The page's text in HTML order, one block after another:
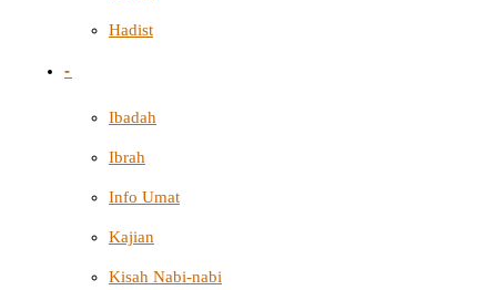
Hadist
-
Ibadah
Ibrah
Info Umat
Kajian
Kisah Nabi-nabi